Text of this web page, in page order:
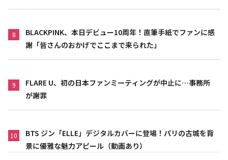
8
BLACKPINK、本日デビュー10周年！直筆手紙でファンに感
謝「皆さんのおかげでここまで来られた」
9
FLARE U、初の日本ファンミーティングが中止に…事務所
が謝罪
10
BTS ジン「ELLE」デジタルカバーに登場！パリの古城を背
景に優雅な魅力アピール（動画あり）